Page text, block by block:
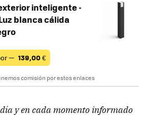
inteligente -
blanca cálida
— 139,00€
comisión por estos enlaces
y en cada momento informado